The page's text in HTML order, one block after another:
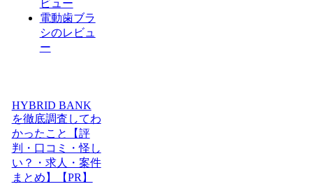
ビュー
電動歯ブラ
シのレビュ
ー
HYBRID BANK
を徹底調査してわ
かったこと【評
判・口コミ・怪し
い？・求人・案件
まとめ】【PR】